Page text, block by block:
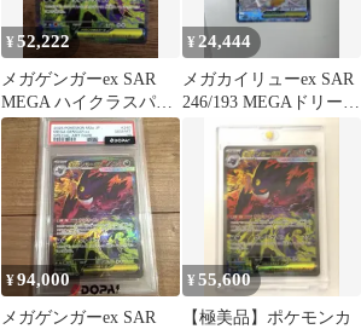
¥52,222
メガゲンガーex SAR
MEGA ハイクラスパッ
ク MEGAドリームex
¥ 24,444
メガカイリューex SAR
246/193 MEGAドリーム
ex ポケモンカード
¥94,000
メガゲンガーex SAR
¥55,600
【極美品】ポケモンカ